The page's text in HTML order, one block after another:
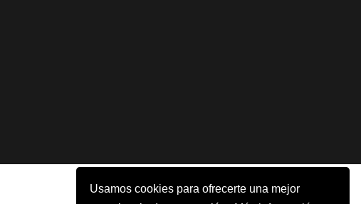
Usamos cookies para ofrecerte una mejor